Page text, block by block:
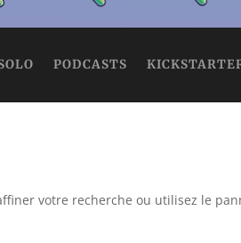
PODCASTS
votre recherche ou utilisez le